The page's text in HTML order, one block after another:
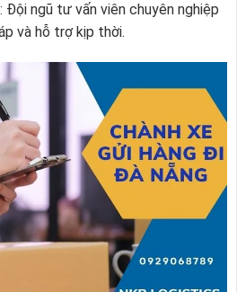
: Đội ngũ tư vấn viên chuyên nghiệp
và hỗ trợ kịp thời.